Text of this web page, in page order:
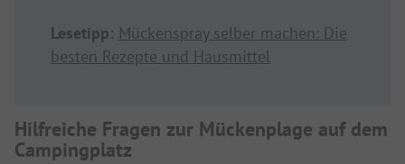
Lesetipp: Mückenspray selber machen: Die
besten Rezepte und Hausmittel
Hilfreiche Fragen zur Mückenplage auf dem
Campingplatz